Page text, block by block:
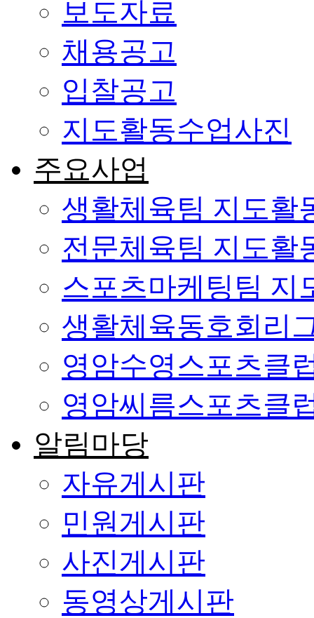
보도자료
채용공고
입찰공고
지도활동수업사진
주요사업
생활체육팀 지도활
전문체육팀 지도활
스포츠마케팅팀 지
생활체육동호회리
영암수영스포츠클
영암씨름스포츠클
알림마당
자유게시판
민원게시판
사진게시판
동영상게시판